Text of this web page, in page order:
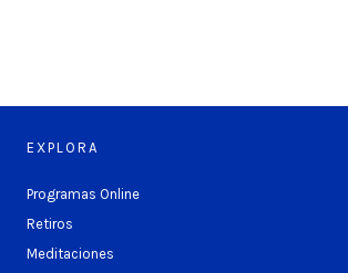
EXPLORA
Programas Online
Retiros
Meditaciones